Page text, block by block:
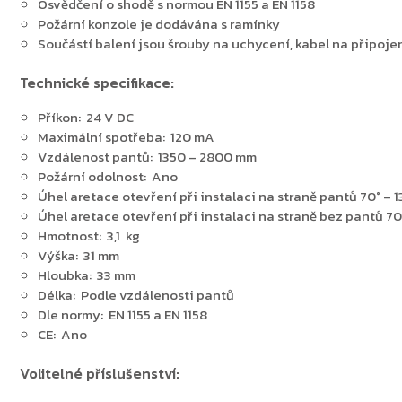
Osvědčení o shodě s normou EN 1155 a EN 1158
Požární konzole je dodávána s ramínky
Součástí balení jsou šrouby na uchycení, kabel na
Technické specifikace:
Příkon: 24 V DC
Maximální spotřeba: 120 mA
Vzdálenost pantů: 1350 – 2800 mm
Požární odolnost: Ano
Úhel aretace otevření při instalaci na straně pantů 70° –
Úhel aretace otevření při instalaci na straně bez pantů 70°
Hmotnost: 3,1 kg
Výška: 31 mm
Hloubka: 33 mm
Délka: Podle vzdálenosti pantů
Dle normy: EN 1155 a EN 1158
CE: Ano
Volitelné příslušenství:
Zpět do obchodu